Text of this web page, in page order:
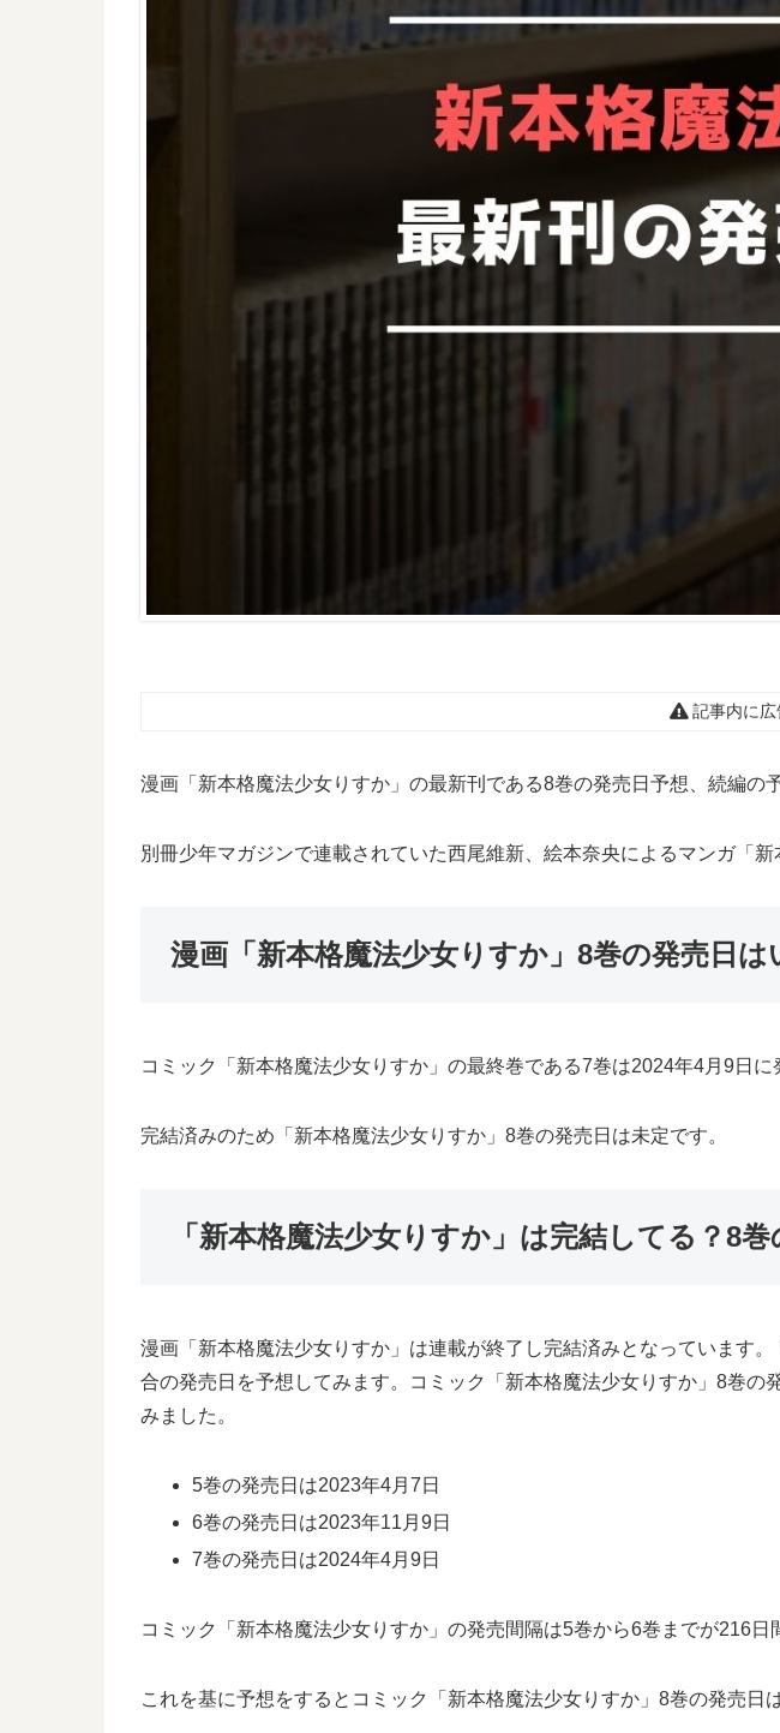
記事内に広
漫画「新本格魔法少女りすか」の最新刊である8巻の発売日予想、続編の
別冊少年マガジンで連載されていた西尾維新、絵本奈央によるマンガ「
漫画「新本格魔法少女りすか」8巻の発売日は
コミック「新本格魔法少女りすか」の最終巻である7巻は2024年4月9日
完結済みのため「新本格魔法少女りすか」8巻の発売日は未定です。
「新本格魔法少女りすか」は完結してる？8
漫画「新本格魔法少女りすか」は連載が終了し完結済みとなっています
合の発売日を予想してみます。コミック「新本格魔法少女りすか」8巻
みました。
5巻の発売日は2023年4月7日
6巻の発売日は2023年11月9日
7巻の発売日は2024年4月9日
コミック「新本格魔法少女りすか」の発売間隔は5巻から6巻までが216日
これを基に予想をするとコミック「新本格魔法少女りすか」8巻の発売